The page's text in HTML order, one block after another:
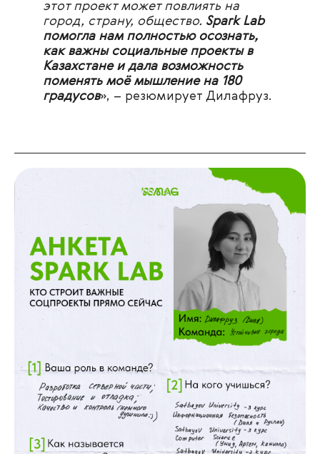
этот проект может повлиять на
город, страну, общество. Spark Lab
помогла нам полностью осознать,
как важны социальные проекты в
Казахстане и дала возможность
поменять моё мышление на 180
градусов», – резюмирует Дилафруз.